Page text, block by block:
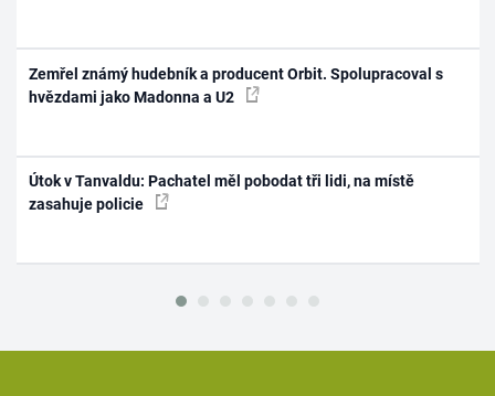
Zemřel známý hudebník a producent Orbit. Spolupracoval s
hvězdami jako Madonna a U2
Útok v Tanvaldu: Pachatel měl pobodat tři lidi, na místě
zasahuje policie